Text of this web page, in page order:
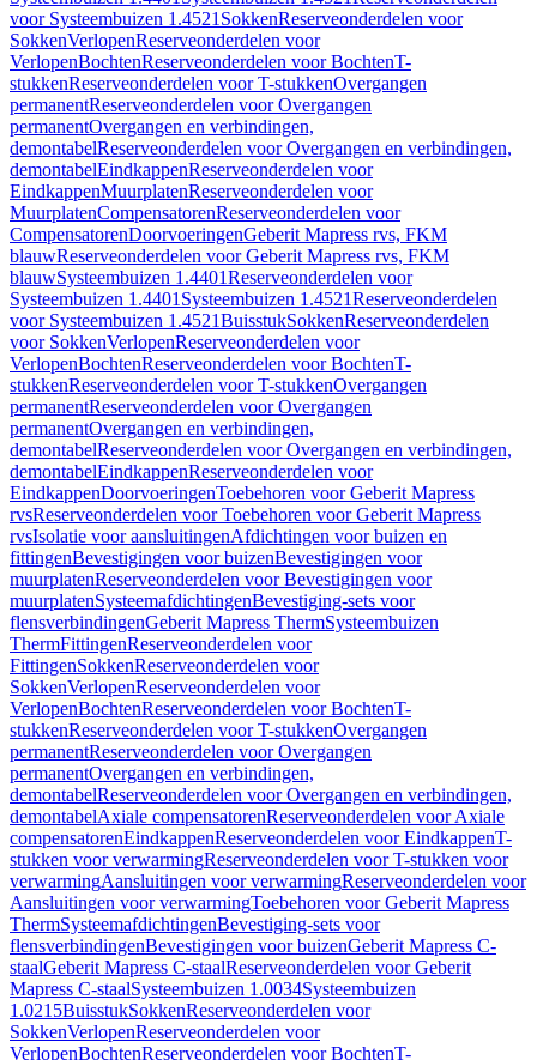
voor Systeembuizen 1.4521 SokkenReserveonderdelen voor
SokkenVerlopenReserveonderdelen voor
VerlopenBochtenReserveonderdelen voor BochtenT-
stukkenReserveonderdelen voor T-stukkenOvergangen
permanentReserveonderdelen voor Overgangen
permanentOvergangen en verbindingen,
demontabelReserveonderdelen voor Overgangen en verbindingen,
demontabelEindkappenReserveonderdelen voor
EindkappenMuurplatenReserveonderdelen voor
MuurplatenCompensatorenReserveonderdelen voor
CompensatorenDoorvoeringenGeberit Mapress rvs, FKM
blauwReserveonderdelen voor Geberit Mapress rvs, FKM
blauwSysteembuizen 1.4401Reserveonderdelen voor
Systeembuizen 1.4401 Systeembuizen 1.4521Reserveonderdelen
voor Systeembuizen 1.4521BuisstukSokkenReserveonderdelen
voor SokkenVerlopenReserveonderdelen voor
VerlopenBochtenReserveonderdelen voor BochtenT-
stukkenReserveonderdelen voor T-stukkenOvergangen
permanentReserveonderdelen voor Overgangen
permanentOvergangen en verbindingen,
demontabelReserveonderdelen voor Overgangen en verbindingen,
demontabelEindkappenReserveonderdelen voor
EindkappenDoorvoeringenToebehoren voor Geberit Mapress
rvsReserveonderdelen voor Toebehoren voor Geberit Mapress
rvsIsolatie voor aansluitingenAfdichtingen voor buizen en
fittingenBevestigingen voor buizenBevestigingen voor
muurplatenReserveonderdelen voor Bevestigingen voor
muurplatenSysteemafdichtingenBevestiging-sets voor
flensverbindingenGeberit Mapress ThermSysteembuizen
ThermFittingenReserveonderdelen voor
FittingenSokkenReserveonderdelen voor
SokkenVerlopenReserveonderdelen voor
VerlopenBochtenReserveonderdelen voor BochtenT-
stukkenReserveonderdelen voor T-stukkenOvergangen
permanentReserveonderdelen voor Overgangen
permanentOvergangen en verbindingen,
demontabelReserveonderdelen voor Overgangen en verbindingen,
demontabelAxiale compensatorenReserveonderdelen voor Axiale
compensatorenEindkappenReserveonderdelen voor EindkappenT-
stukken voor verwarmingReserveonderdelen voor T-stukken voor
verwarmingAansluitingen voor verwarmingReserveonderdelen voor
Aansluitingen voor verwarmingToebehoren voor Geberit Mapress
ThermSysteemafdichtingenBevestiging-sets voor
flensverbindingenBevestigingen voor buizenGeberit Mapress C-
staalGeberit Mapress C-staalReserveonderdelen voor Geberit
Mapress C-staalSysteembuizen 1.0034Systeembuizen
1.0215BuisstukSokkenReserveonderdelen voor
SokkenVerlopenReserveonderdelen voor
VerlopenBochtenReserveonderdelen voor BochtenT-